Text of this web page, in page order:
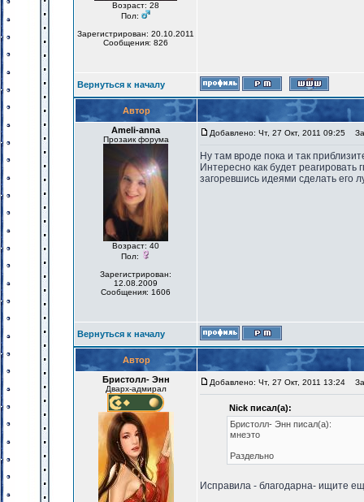
Возраст: 28
Пол:
Зарегистрирован: 20.10.2011
Сообщения: 826
Вернуться к началу
Автор
Ameli-anna
Прозаик форума
Возраст: 40
Пол:
Зарегистрирован:
12.08.2009
Сообщения: 1606
Добавлено: Чт, 27 Окт, 2011 09:25
Ну там вроде пока и так
Интересно как будет реагировать
загоревшись идеями сделать его
Вернуться к началу
Автор
Бристолл- Энн
Дварх-адмирал
Добавлено: Чт, 27 Окт, 2011 13:24
Nick писал(а):
Бристолл- Энн писал(а):
мнеэто
Раздельно
Исправила - благодарна- ищите